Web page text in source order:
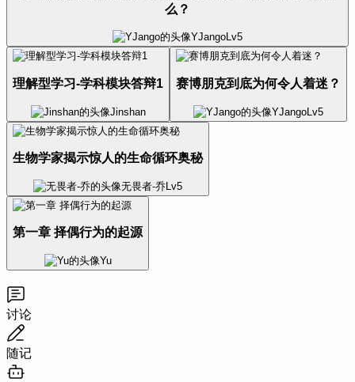
么？
YJangoLv5
理解型学习-学科模块答辩1
Jinshan
赛博朋克到底为何令人着迷？
YJangoLv5
生物学家揭示惊人的生命循环奥秘
无畏者-乔 Lv5
第一章 择偶行为的起源
Yu
讨论
随记